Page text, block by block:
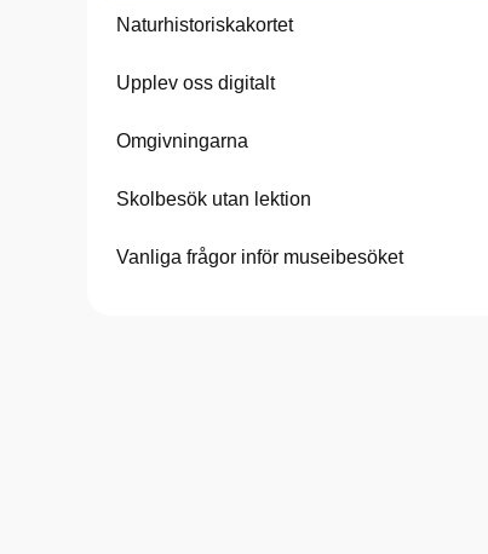
Naturhistoriskakortet
Upplev oss digitalt
Omgivningarna
Skolbesök utan lektion
Vanliga frågor inför museibesöket